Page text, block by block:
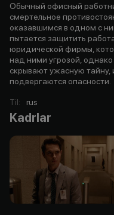
Обычный офисный
смертельное
оказавшимся в одном с
пытается защитить
юридической фирмы,
над ними угрозой, однако
скрывают ужасную тайну,
подвергаются опасности.
Til: rus
Kadrlar